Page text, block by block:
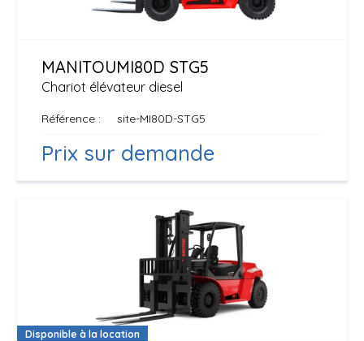
Chariot élévateur diesel
MANITOUMI80D STG5
Référence site-MI80D-STG5
Prix sur demande
Disponible à la location